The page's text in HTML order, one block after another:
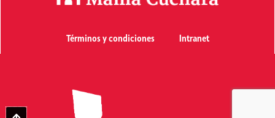
Términos y condiciones Intranet